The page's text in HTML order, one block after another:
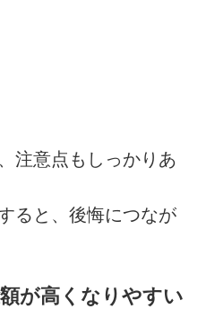
注意点もしっかりあ
ると、後悔につなが
が高くなりやすい